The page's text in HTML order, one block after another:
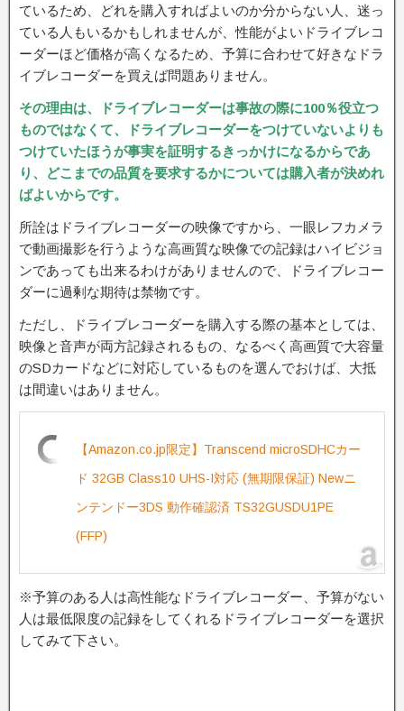
ているため、どれを購入すればよいのか分からない人、迷っ
ている人もいるかもしれませんが、性能がよいドライブレコ
ーダーほど価格が高くなるため、予算に合わせて好きなドラ
イブレコーダーを買えば問題ありません。
その理由は、ドライブレコーダーは事故の際に100％役立つ
ものではなくて、ドライブレコーダーをつけていないよりも
つけていたほうが事実を証明するきっかけになるからであ
り、どこまでの品質を要求するかについては購入者が決めれ
ばよいからです。
所詮はドライブレコーダーの映像ですから、一眼レフカメラ
で動画撮影を行うような高画質な映像での記録はハイビジョ
ンであっても出来るわけがありませんので、ドライブレコー
ダーに過剰な期待は禁物です。
ただし、ドライブレコーダーを購入する際の基本としては、
映像と音声が両方記録されるもの、なるべく高画質で大容量
のSDカードなどに対応しているものを選んでおけば、大抵
は間違いはありません。
【Amazon.co.jp限定】Transcend microSDHCカー
ド 32GB Class10 UHS-I対応 (無期限保証) Newニ
ンテンドー3DS 動作確認済 TS32GUSDU1PE
(FFP)
※予算のある人は高性能なドライブレコーダー、予算がない
人は最低限度の記録をしてくれるドライブレコーダーを選択
してみて下さい。